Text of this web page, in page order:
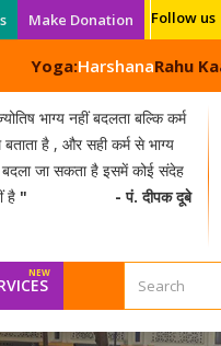
Make Donation Follow us
Yoga:HarshanaRahu
भाग्य नहीं बदलता बल्कि कर्म
है , और सही कर्म से भाग्य
जा सकता है इसमें कोई संदेह
है " - पं. दीपक दूबे